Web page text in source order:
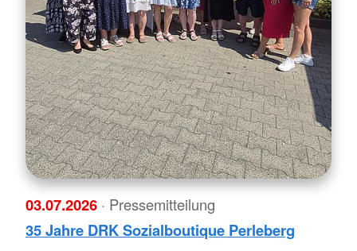
03.07.2026 · Pressemitteilung
35 Jahre DRK Sozialboutique Perleberg